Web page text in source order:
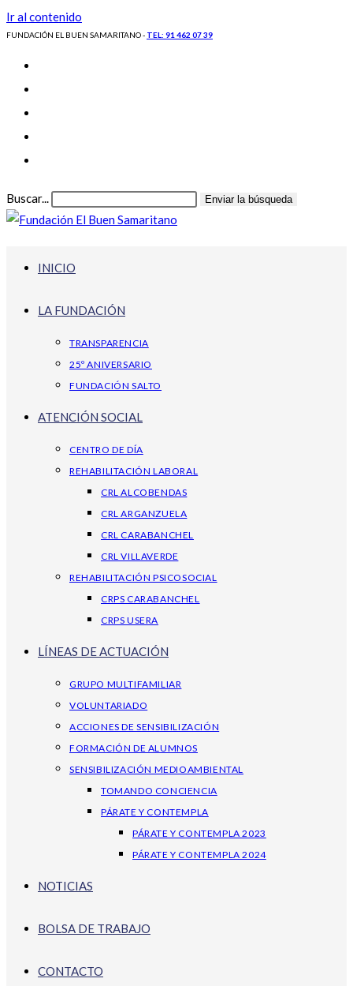
Ir al contenido
FUNDACIÓN EL BUEN SAMARITANO - TEL: 91 462 07 39
Buscar... Enviar la búsqueda
INICIO
LA FUNDACIÓN
TRANSPARENCIA
25º ANIVERSARIO
FUNDACIÓN SALTO
ATENCIÓN SOCIAL
CENTRO DE DÍA
REHABILITACIÓN LABORAL
CRL ALCOBENDAS
CRL ARGANZUELA
CRL CARABANCHEL
CRL VILLAVERDE
REHABILITACIÓN PSICOSOCIAL
CRPS CARABANCHEL
CRPS USERA
LÍNEAS DE ACTUACIÓN
GRUPO MULTIFAMILIAR
VOLUNTARIADO
ACCIONES DE SENSIBILIZACIÓN
FORMACIÓN DE ALUMNOS
SENSIBILIZACIÓN MEDIOAMBIENTAL
TOMANDO CONCIENCIA
PÁRATE Y CONTEMPLA
PÁRATE Y CONTEMPLA 2023
PÁRATE Y CONTEMPLA 2024
NOTICIAS
BOLSA DE TRABAJO
CONTACTO